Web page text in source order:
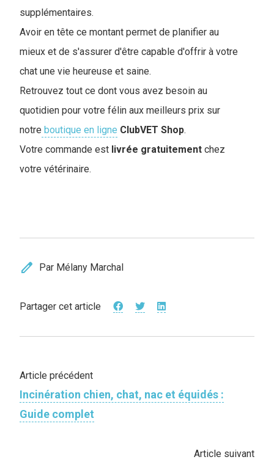
supplémentaires.
Avoir en tête ce montant permet de planifier au
mieux et de s'assurer d'être capable d'offrir à votre
chat une vie heureuse et saine.
Retrouvez tout ce dont vous avez besoin au
quotidien pour votre félin aux meilleurs prix sur
notre boutique en ligne ClubVET Shop.
Votre commande est livrée gratuitement chez
votre vétérinaire.
edit Par Mélany Marchal
Partager cet article
Article précédent
Incinération chien, chat, nac et équidés :
Guide complet
Article suivant